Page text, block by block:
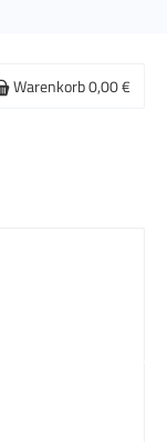
Warenkorb0,00 €